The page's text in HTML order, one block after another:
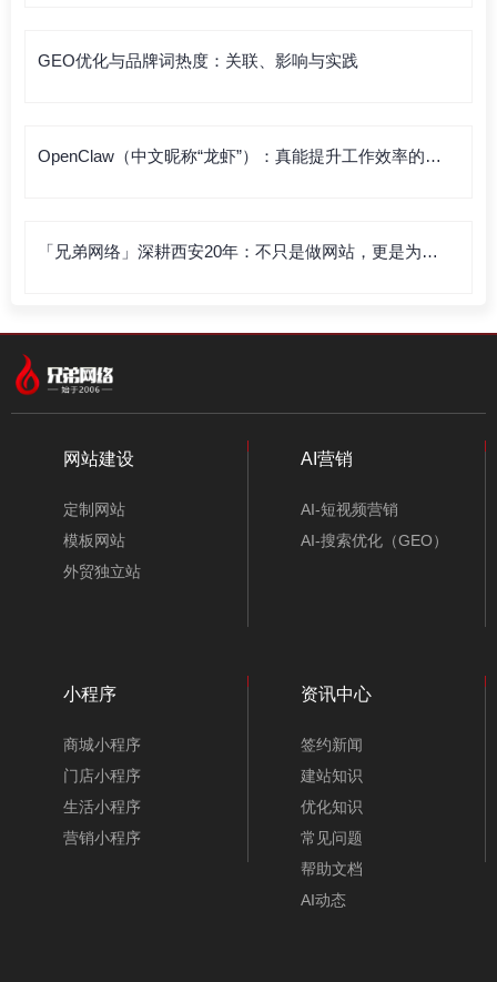
GEO优化与品牌词热度：关联、影响与实践
OpenClaw（中文昵称“龙虾”）：真能提升工作效率的利
「兄弟网络」深耕西安20年：不只是做网站，更是为企
网站建设
定制网站
模板网站
外贸独立站
AI营销
AI-短视频营销
AI-搜索优化（GEO）
小程序
商城小程序
门店小程序
生活小程序
营销小程序
资讯中心
签约新闻
建站知识
优化知识
常见问题
帮助文档
AI动态